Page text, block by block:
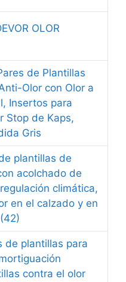
OLOR
de Plantillas
Olor con Olor a
Insertos para
Stop de Kaps,
Gris
plantillas de
acolchado de
climática,
en el calzado y en
de plantillas para
contra el olor